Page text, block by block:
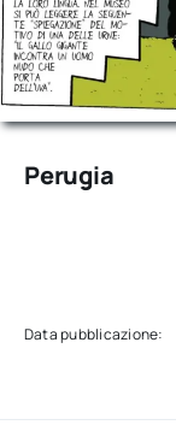
Perugia
Data pubblicazione: